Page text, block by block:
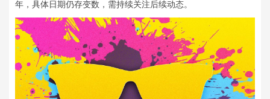
年，具体日期仍存变数，需持续关注后续动态。